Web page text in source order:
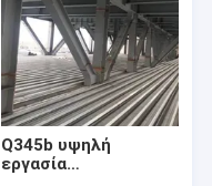
Q345b υψηλή
εργασία